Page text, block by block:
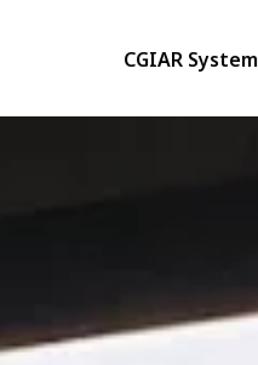
CGIAR System